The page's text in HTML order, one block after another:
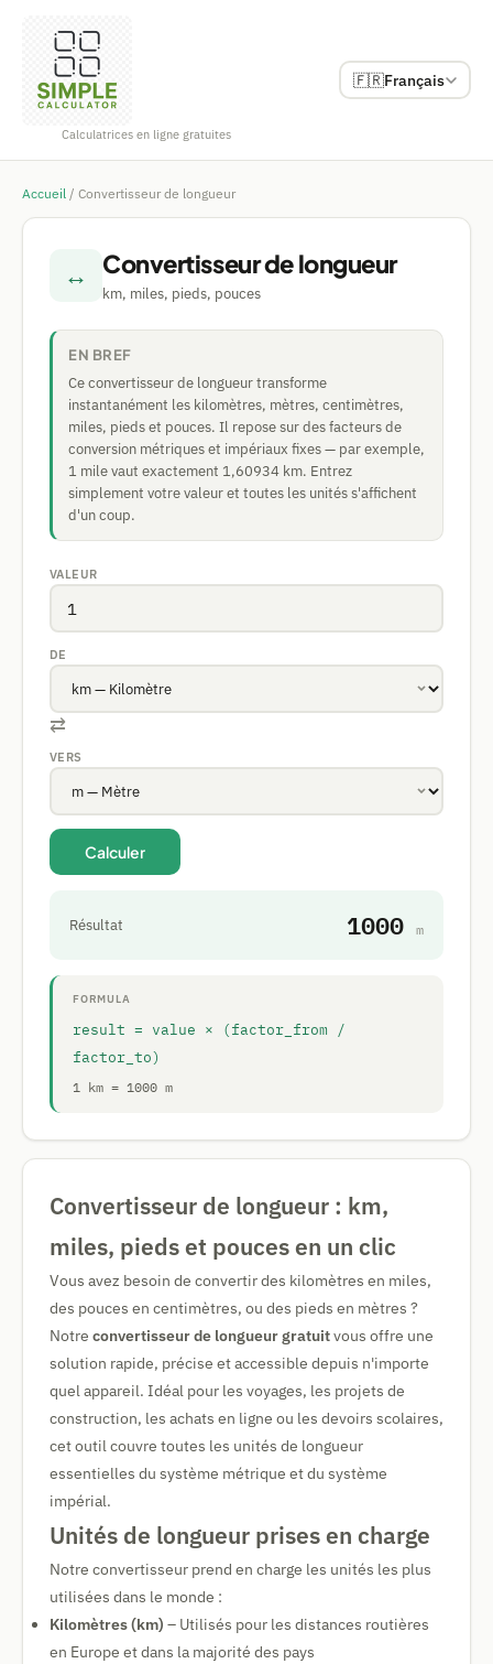
Calculatrices en ligne gratuites
🇫🇷Français
Accueil / Convertisseur de longueur
↔ Convertisseur de longueur
km, miles, pieds, pouces
EN BREF
Ce convertisseur de longueur transforme
instantanément les kilomètres, mètres, centimètres,
miles, pieds et pouces. Il repose sur des facteurs de
conversion métriques et impériaux fixes — par exemple,
1 mile vaut exactement 1,60934 km. Entrez
simplement votre valeur et toutes les unités s'affichent
d'un coup.
VALEUR
DE
⇄
VERS
Calculer
Résultat 1000 m
FORMULA
result = value × (factor_from /
factor_to)
1 km = 1000 m
Convertisseur de longueur : km,
miles, pieds et pouces en un clic
Vous avez besoin de convertir des kilomètres en miles,
des pouces en centimètres, ou des pieds en mètres ?
Notre convertisseur de longueur gratuitvous offre une
solution rapide, précise et accessible depuis n'importe
quel appareil. Idéal pour les voyages, les projets de
construction, les achats en ligne ou les devoirs scolaires,
cet outil couvre toutes les unités de longueur
essentielles du système métrique et du système
impérial.
Unités de longueur prises en charge
Notre convertisseur prend en charge les unités les plus
utilisées dans le monde :
Kilomètres (km) – Utilisés pour les distances routières
en Europe et dans la majorité des pays